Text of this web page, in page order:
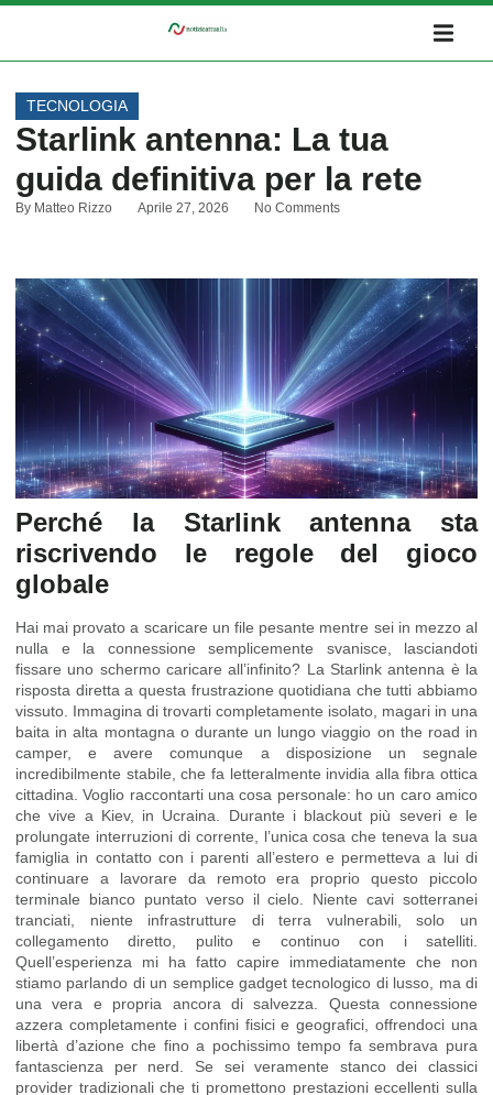
TECNOLOGIA
Starlink antenna: La tua
guida definitiva per la rete
By Matteo Rizzo Aprile 27, 2026 No Comments
Perché la Starlink antenna sta
riscrivendo le regole del gioco
globale
Hai mai provato a scaricare un file pesante mentre sei in mezzo al
nulla e la connessione semplicemente svanisce, lasciandoti
fissare uno schermo caricare all’infinito? La Starlink antenna è la
risposta diretta a questa frustrazione quotidiana che tutti abbiamo
vissuto. Immagina di trovarti completamente isolato, magari in una
baita in alta montagna o durante un lungo viaggio on the road in
camper, e avere comunque a disposizione un segnale
incredibilmente stabile, che fa letteralmente invidia alla fibra ottica
cittadina. Voglio raccontarti una cosa personale: ho un caro amico
che vive a Kiev, in Ucraina. Durante i blackout più severi e le
prolungate interruzioni di corrente, l’unica cosa che teneva la sua
famiglia in contatto con i parenti all’estero e permetteva a lui di
continuare a lavorare da remoto era proprio questo piccolo
terminale bianco puntato verso il cielo. Niente cavi sotterranei
tranciati, niente infrastrutture di terra vulnerabili, solo un
collegamento diretto, pulito e continuo con i satelliti.
Quell’esperienza mi ha fatto capire immediatamente che non
stiamo parlando di un semplice gadget tecnologico di lusso, ma di
una vera e propria ancora di salvezza. Questa connessione
azzera completamente i confini fisici e geografici, offrendoci una
libertà d’azione che fino a pochissimo tempo fa sembrava pura
fantascienza per nerd. Se sei veramente stanco dei classici
provider tradizionali che ti promettono prestazioni eccellenti sulla